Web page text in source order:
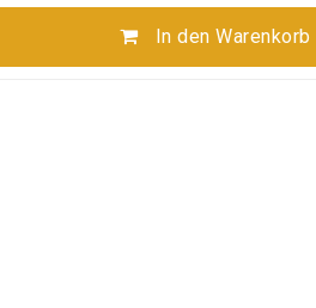
In den Warenkorb